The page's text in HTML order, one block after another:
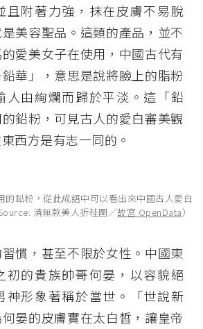
且附著力強，抹在皮膚不易脫
美容聖品。這類的產品，並不
愛美女子在使用，中國古代有
華」，意思是說將臉上的脂粉
人由絢爛而歸於平淡。這「鉛
鉛粉，可見古人的愛白審美觀
西方是有志一同的。
的鉛粉，從此成語中可以看出來中國古人愛白
清無款美人折桂圖／故宮 OpenData）
慣，甚至不限於女性。中國東
初的貴族帥哥何晏，以容貌絕
神形象著稱於當世。「世說新
晏的皮膚實在太白皙，讓皇帝